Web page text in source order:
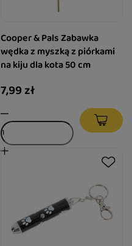
Cooper & Pals Zabawka
wędka z myszką z piórkami
na kiju dla kota 50 cm
7,99 zł